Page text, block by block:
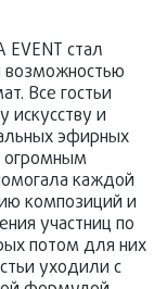
стал
возможностью
Все гостьи
искусству и
эфирных
каждой
композиций и
участниц по
потом для них
уходили с